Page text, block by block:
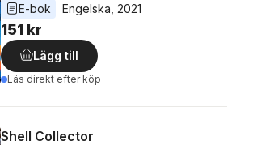
E-bok
Engelska 2021
151 kr
Lägg till
Läs direkt efter köp
Shell Collector